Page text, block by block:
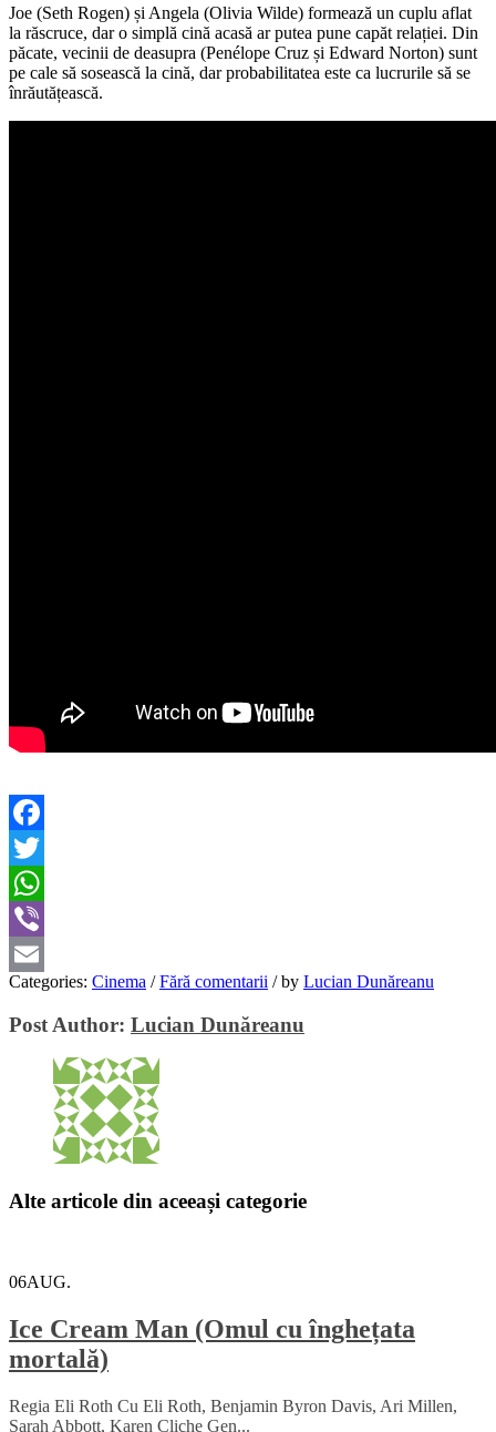
Joe (Seth Rogen) și Angela (Olivia Wilde) formează un cuplu aflat
la răscruce, dar o simplă cină acasă ar putea pune capăt relației. Din
păcate, vecinii de deasupra (Penélope Cruz și Edward Norton) sunt
pe cale să sosească la cină, dar probabilitatea este ca lucrurile să se
înrăutățească.
Facebook
Twitter
WhatsApp
Viber
Email
Categories: Cinema / Fără comentarii /by Lucian Dunăreanu
Post Author: Lucian Dunăreanu
Alte articole din aceeași categorie
06AUG.
Ice Cream Man (Omul cu înghețata
mortală)
Regia Eli Roth Cu Eli Roth, Benjamin Byron Davis, Ari Millen,
Sarah Abbott, Karen Cliche Gen...